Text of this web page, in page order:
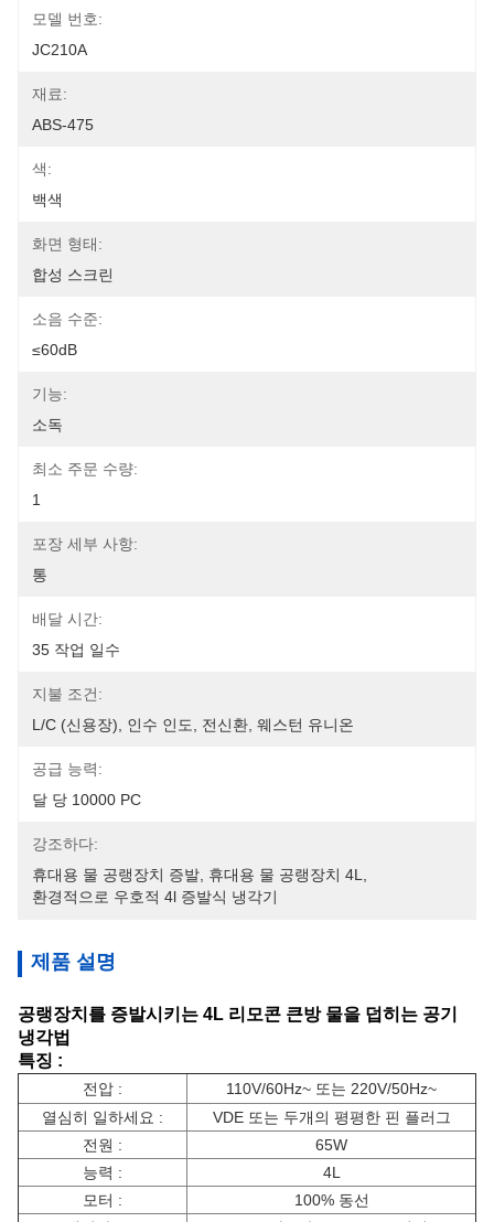
모델 번호:
JC210A
재료:
ABS-475
색:
백색
화면 형태:
합성 스크린
소음 수준:
≤60dB
기능:
소독
최소 주문 수량:
1
포장 세부 사항:
통
배달 시간:
35 작업 일수
지불 조건:
L/C (신용장), 인수 인도, 전신환, 웨스턴 유니온
공급 능력:
달 당 10000 PC
강조하다:
휴대용 물 공랭장치 증발 휴대용 물 공랭장치 4L
환경적으로 우호적 4l 증발식 냉각기
제품 설명
공랭장치를 증발시키는 4L 리모콘 큰방 물을 덥히는 공기
냉각법
특징 :
전압 :
110V/60Hz~ 또는 220V/50Hz~
열심히 일하세요 :
VDE 또는 두개의 평평한 핀 플러그
전원 :
65W
능력 :
4L
모터 :
100% 동선